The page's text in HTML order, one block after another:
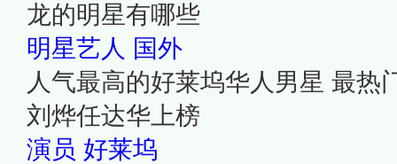
龙的明星有哪些
明星艺人 国外
人气最高的好莱坞华人男星 最热
刘烨任达华上榜
演员 好莱坞